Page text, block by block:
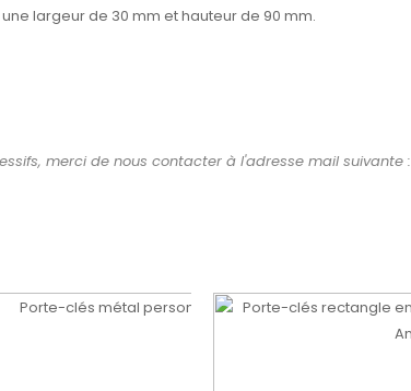
largeur de 30 mm et hauteur de 90 mm.
merci de nous contacter à l'adresse mail suivante :